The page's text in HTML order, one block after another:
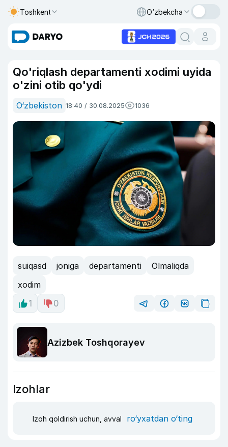
Toshkent O‘zbekcha
Qo'riqlash departamenti xodimi uyida
o'zini otib qo'ydi
O‘zbekiston 18:40 / 30.08.2025 1036
suiqasd joniga departamenti
Olmaliqda
xodim
1
0
Azizbek Toshqorayev
Izohlar
Izoh qoldirish uchun, avval ro‘yxatdan o‘ting